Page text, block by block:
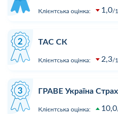
Клієнтська оцінка: 1,0
ТАС СК
Клієнтська оцінка: 2,3
ГРАВЕ Україна
Клієнтська оцінка: 10,0